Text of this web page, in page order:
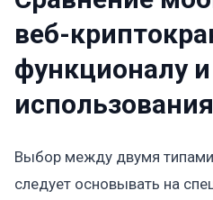
веб-
функционалу
использования
Выбор между двумя типами
следует основывать на